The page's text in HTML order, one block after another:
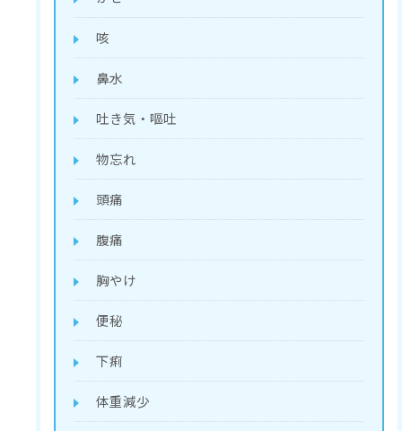
咳
鼻水
吐き気・嘔吐
物忘れ
頭痛
腹痛
胸やけ
便秘
下痢
体重減少